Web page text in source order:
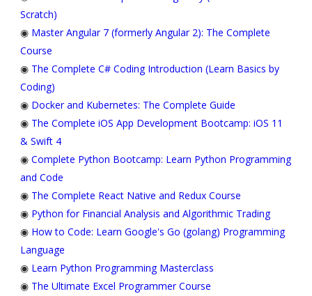
Scratch)
◉ Master Angular 7 (formerly Angular 2): The Complete
Course
◉ The Complete C# Coding Introduction (Learn Basics by
Coding)
◉ Docker and Kubernetes: The Complete Guide
◉ The Complete iOS App Development Bootcamp: iOS 11
& Swift 4
◉ Complete Python Bootcamp: Learn Python Programming
and Code
◉ The Complete React Native and Redux Course
◉ Python for Financial Analysis and Algorithmic Trading
◉ How to Code: Learn Google's Go (golang) Programming
Language
◉ Learn Python Programming Masterclass
◉ The Ultimate Excel Programmer Course